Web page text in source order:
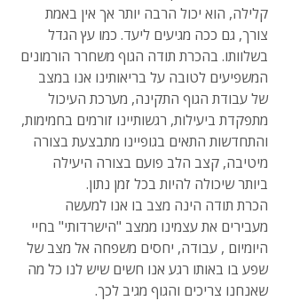
קלילה, הוא יכול הרבה יותר אך אין באמת
צורך, גם ככה מגיעים ליעד. כמו עץ הגדל
בשלוותו. בהכרת תודה הגוף משחרר הורמונים
המשפיעים לטובה על בריאותינו אנו במצב
של עבודת הגוף התקינה, מערכת העיכול
מתפקדת ביעילות, רגשותיינו זורמים בחמימות,
והתחדשות התאים בגופיינו מתבצעת בצורה
מיטיבה, קצב הלב פועם בצורה היעילה
ביותר שיכולה להיות בכל זמן נתון.
הכרת תודה הינה מצב בו אנו למעשה
מעבירים את עצמינו ממצב "הישרדותי" בחיי
היומיום , עבודה, יחסים משפחה אל מצב של
שפע בו באותו רגע אנו חשים שיש לנו כל מה
שאנחנו צריכים והגוף מגיב לכך.